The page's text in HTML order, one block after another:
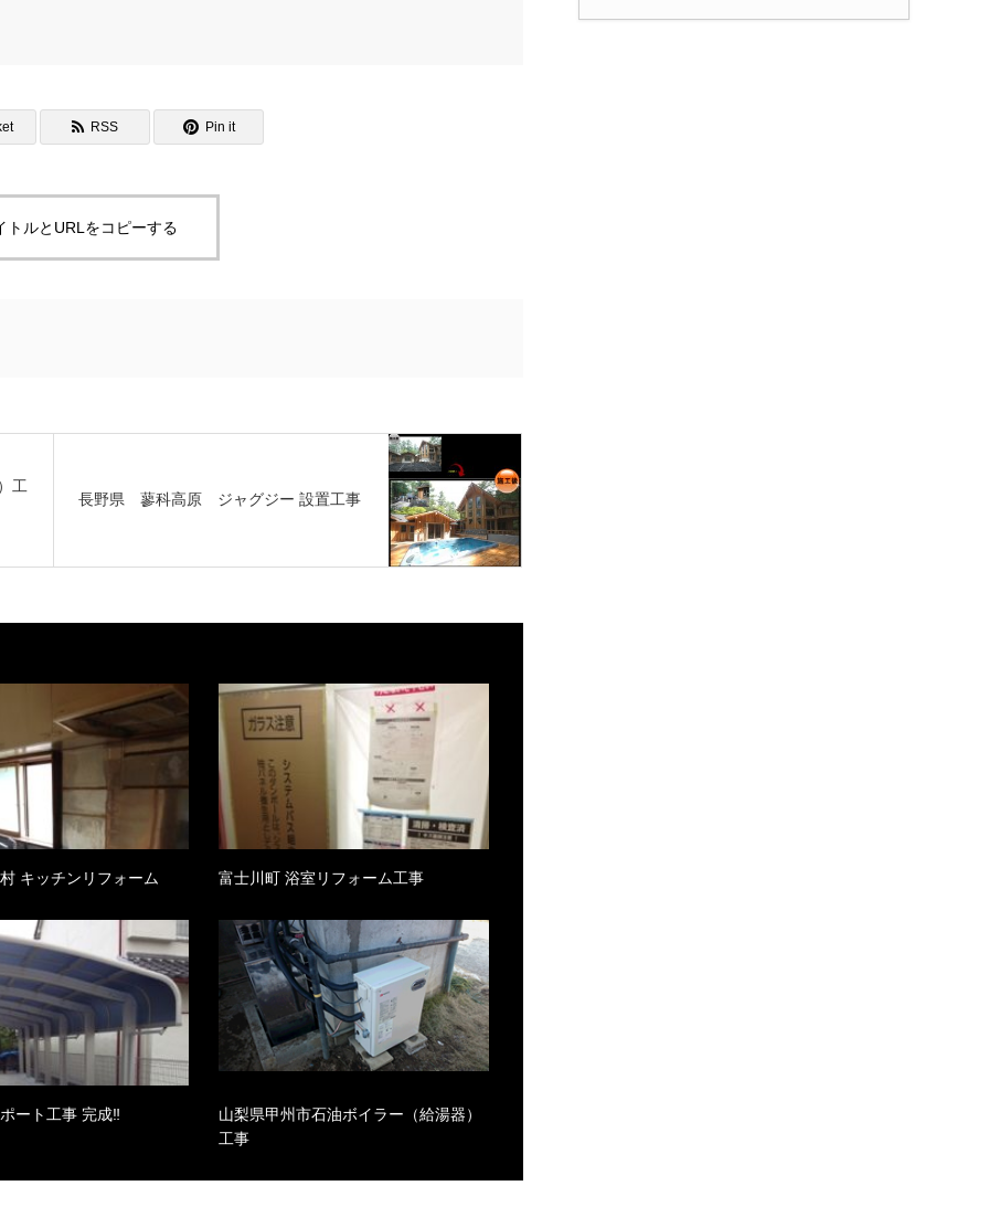
RSS Pin it
トルとURLをコピーする
工
長野県 蓼科高原 ジャグジー 設置工事
キッチンリフォーム 富士川町 浴室リフォーム工事
ート工事 完成‼
山梨県甲州市石油ボイラー（給湯器）
工事